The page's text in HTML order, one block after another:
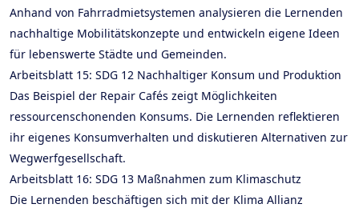
Anhand von Fahrradmietsystemen analysieren die Lernenden
nachhaltige Mobilitätskonzepte und entwickeln eigene Ideen
für lebenswerte Städte und Gemeinden.
Arbeitsblatt 15: SDG 12 Nachhaltiger Konsum und Produktion
Das Beispiel der Repair Cafés zeigt Möglichkeiten
ressourcenschonenden Konsums. Die Lernenden reflektieren
ihr eigenes Konsumverhalten und diskutieren Alternativen zur
Wegwerfgesellschaft.
Arbeitsblatt 16: SDG 13 Maßnahmen zum Klimaschutz
Die Lernenden beschäftigen sich mit der Klima Allianz